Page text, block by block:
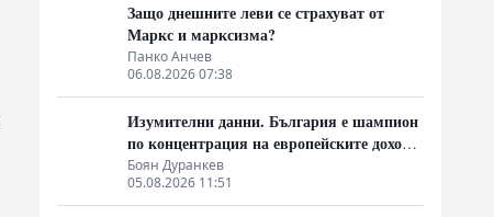
Защо днешните леви се страхуват от
Маркс и марксизма?
Панко Анчев
06.08.2026 07:38
Изумителни данни. България е шампион
по концентрация на европейските доходи
в ръцете на най-богатия 1%, надминава
и САЩ
Боян Дуранкев
05.08.2026 11:51